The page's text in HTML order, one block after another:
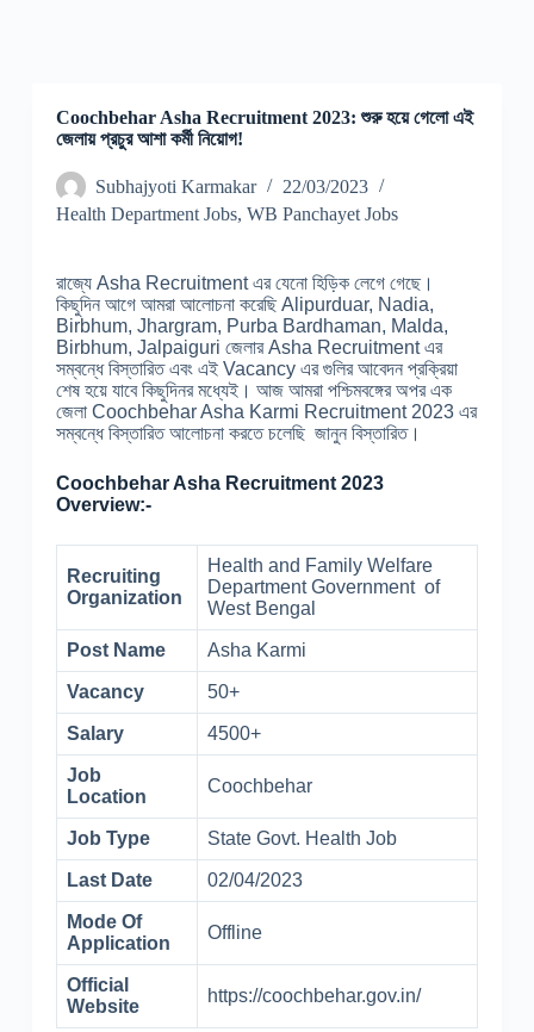
Coochbehar Asha Recruitment 2023: শুরু হয়ে গেলো এই
জেলায় প্রচুর আশা কর্মী নিয়োগ!
Subhajyoti Karmakar
22/03/2023
Health Department Jobs, WB Panchayet Jobs
রাজ্যে Asha Recruitment এর যেনো হিড়িক লেগে গেছে।
কিছুদিন আগে আমরা আলোচনা করেছি Alipurduar, Nadia,
Birbhum, Jhargram, Purba Bardhaman, Malda,
Birbhum, Jalpaiguri জেলার Asha Recruitment এর
সম্বন্ধে বিস্তারিত এবং এই Vacancy এর গুলির আবেদন প্রক্রিয়া
শেষ হয়ে যাবে কিছুদিনর মধ্যেই। আজ আমরা পশ্চিমবঙ্গের অপর এক
জেলা Coochbehar Asha Karmi Recruitment 2023 এর
সম্বন্ধে বিস্তারিত আলোচনা করতে চলেছি জানুন বিস্তারিত।
Coochbehar Asha Recruitment 2023
Overview:-
Recruiting
Organization
Health and Family Welfare
Department Government of
West Bengal
Post Name Asha Karmi
Vacancy 50+
Salary 4500+
Job
Location
Coochbehar
Job Type State Govt. Health Job
Last Date 02/04/2023
Mode Of
Application
Offline
Official
Website
https://coochbehar.gov.in/